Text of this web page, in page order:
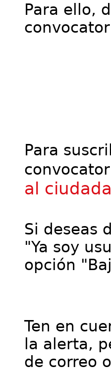
Para ello,
Para
al
Si deseas
"Ya soy
opción
Ten en
la alerta,
de correo